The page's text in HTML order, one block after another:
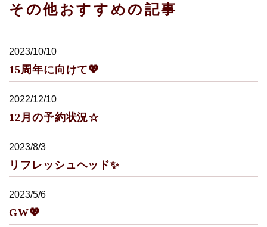
その他おすすめの記事
2023/10/10
15周年に向けて💖
2022/12/10
12月の予約状況☆
2023/8/3
リフレッシュヘッド✨
2023/5/6
GW💖